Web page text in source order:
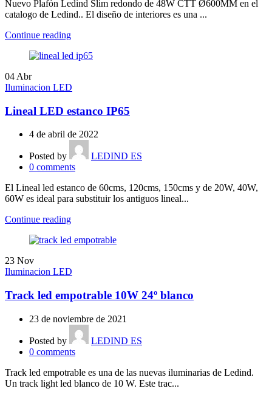
Nuevo Plafón Ledind Slim redondo de 48W CTT Ø600MM en el
catalogo de Ledind.. El diseño de interiores es una ...
Continue reading
04 Abr
Iluminacion LED
Lineal LED estanco IP65
4 de abril de 2022
Posted by
LEDIND ES
0 comments
El Lineal led estanco de 60cms, 120cms, 150cms y de 20W, 40W,
60W es ideal para substituir los antiguos lineal...
Continue reading
23 Nov
Iluminacion LED
Track led empotrable 10W 24º blanco
23 de noviembre de 2021
Posted by
LEDIND ES
0 comments
Track led empotrable es una de las nuevas iluminarias de Ledind.
Un track light led blanco de 10 W. Este trac...